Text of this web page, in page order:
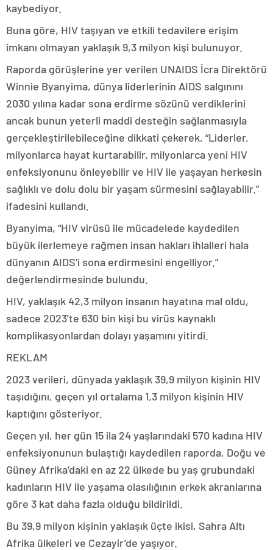
kaybediyor.
Buna göre, HIV taşıyan ve etkili tedavilere erişim
imkanı olmayan yaklaşık 9,3 milyon kişi bulunuyor.
Raporda görüşlerine yer verilen UNAIDS İcra Direktörü
Winnie Byanyima, dünya liderlerinin AIDS salgınını
2030 yılına kadar sona erdirme sözünü verdiklerini
ancak bunun yeterli maddi desteğin sağlanmasıyla
gerçekleştirilebileceğine dikkati çekerek, “Liderler,
milyonlarca hayat kurtarabilir, milyonlarca yeni HIV
enfeksiyonunu önleyebilir ve HIV ile yaşayan herkesin
sağlıklı ve dolu dolu bir yaşam sürmesini sağlayabilir.”
ifadesini kullandı.
Byanyima, “HIV virüsü ile mücadelede kaydedilen
büyük ilerlemeye rağmen insan hakları ihlalleri hala
dünyanın AIDS’i sona erdirmesini engelliyor.”
değerlendirmesinde bulundu.
HIV, yaklaşık 42,3 milyon insanın hayatına mal oldu,
sadece 2023’te 630 bin kişi bu virüs kaynaklı
komplikasyonlardan dolayı yaşamını yitirdi.
REKLAM
2023 verileri, dünyada yaklaşık 39,9 milyon kişinin HIV
taşıdığını, geçen yıl ortalama 1,3 milyon kişinin HIV
kaptığını gösteriyor.
Geçen yıl, her gün 15 ila 24 yaşlarındaki 570 kadına HIV
enfeksiyonunun bulaştığı kaydedilen raporda, Doğu ve
Güney Afrika’daki en az 22 ülkede bu yaş grubundaki
kadınların HIV ile yaşama olasılığının erkek akranlarına
göre 3 kat daha fazla olduğu bildirildi.
Bu 39,9 milyon kişinin yaklaşık üçte ikisi, Sahra Altı
Afrika ülkeleri ve Cezayir’de yaşıyor.